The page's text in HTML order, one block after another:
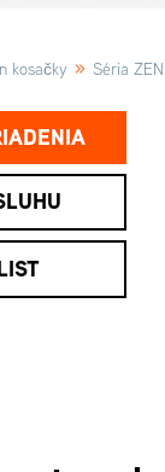
kosačky » Séria